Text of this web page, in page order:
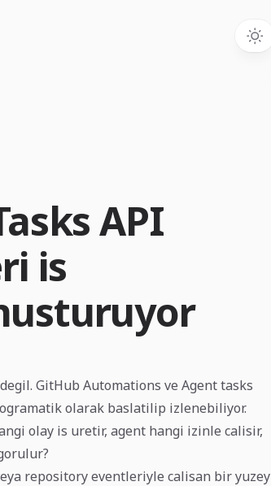
API
is
GitHub Automations ve Agent tasks
olarak baslatilip izlenebiliyor.
olay is uretir, agent hangi izinle calisir,
repository eventleriyle calisan bir yuzey